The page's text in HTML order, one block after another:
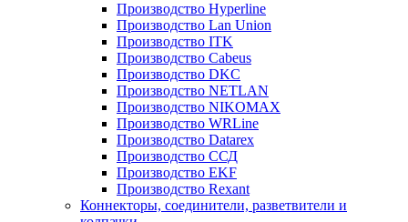
Производство Hyperline
Производство Lan Union
Производство ITK
Производство Cabeus
Производство DKC
Производство NETLAN
Производство NIKOMAX
Производство WRLine
Производство Datarex
Производство ССД
Производство EKF
Производство Rexant
Коннекторы, соединители, разветвители и